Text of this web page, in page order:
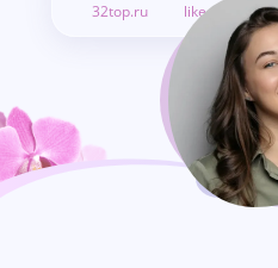
32top.ru
like.doctor.ru